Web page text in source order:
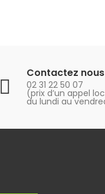
Contactez nous
02 31 22 50 07
(prix d’un appel
du lundi au